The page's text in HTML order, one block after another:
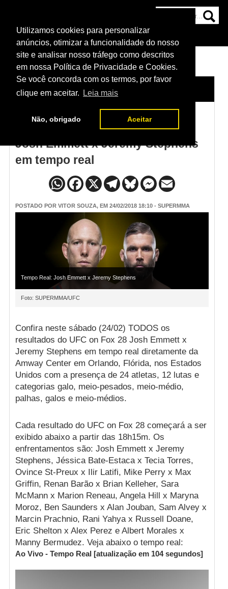
Utilizamos cookies para personalizar
anúncios, otimizar a funcionalidade do nosso
site e analisar nosso tráfego como descritos
em nossa Política de Privacidade e Cookies.
Se você concorda com os termos, por favor
clique em aceitar.
Leia mais
Não, obrigado Aceitar
NOTÍCIAS
HOME NOTÍCIAS
Resultados do UFC on Fox 28 -
Josh Emmett x Jeremy Stephens
em tempo real
POSTADO POR VITOR SOUZA, EM 24/02/2018 18:10 - SUPERMMA
Tempo Real: Josh Emmett x Jeremy Stephens
Foto: SUPERMMA/UFC
Confira neste sábado (24/02) TODOS os
resultados do UFC on Fox 28 Josh Emmett x
Jeremy Stephens em tempo real diretamente da
Amway Center em Orlando, Flórida, nos Estados
Unidos com a presença de 24 atletas, 12 lutas e
categorias galo, meio-pesados, meio-médio,
palhas, galos e meio-médios.
Cada resultado do UFC on Fox 28 começará a ser
exibido abaixo a partir das 18h15m. Os
enfrentamentos são: Josh Emmett x Jeremy
Stephens, Jéssica Bate-Estaca x Tecia Torres,
Ovince St-Preux x Ilir Latifi, Mike Perry x Max
Griffin, Renan Barão x Brian Kelleher, Sara
McMann x Marion Reneau, Angela Hill x Maryna
Moroz, Ben Saunders x Alan Jouban, Sam Alvey x
Marcin Prachnio, Rani Yahya x Russell Doane,
Eric Shelton x Alex Perez e Albert Morales x
Manny Bermudez. Veja abaixo o tempo real:
Ao Vivo - Tempo Real [atualização em 103segundos]